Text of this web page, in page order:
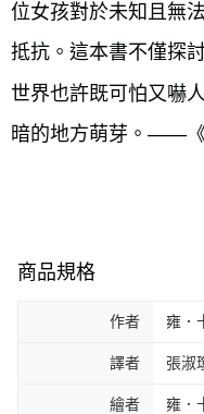
位女孩對於未知且無
抵抗。這本書不僅探
世界也許既可怕又嚇
暗的地方萌芽。——《
商品規格
作者 雍．
譯者 張淑
繪者 雍．